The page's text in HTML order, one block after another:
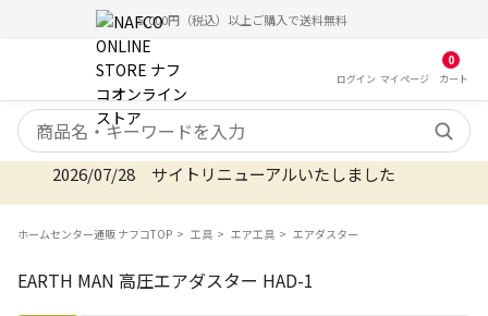
5,000円（税込）以上ご購入で送料無料
ログイン マイ ページ
0
カート
検索キーワード
2026/07/28 サイトリニューアルいたしました
ホームセンター通販 ナフコTOP 工具 エア工具 エアダスター
EARTH MAN 高圧エアダスター HAD-1